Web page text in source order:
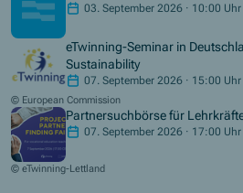
03. September 2026 · 10:00 Uhr
eTwinning-Seminar in
Sustainability
07. September 2026 · 15:00 Uhr
© European Commission
Partnersuchbörse für
07. September 2026 · 17:00 Uhr
© eTwinning-Lettland